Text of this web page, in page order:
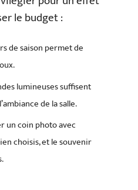
le budget :
de saison permet de
lumineuses suffisent
de la salle.
un coin photo avec
choisis, et le souvenir